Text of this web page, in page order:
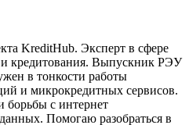
KreditHub. Эксперт в сфере
и кредитования. Выпускник РЭУ
в тонкости работы
и микрокредитных сервисов.
борьбы с интернет
Помогаю разобраться в